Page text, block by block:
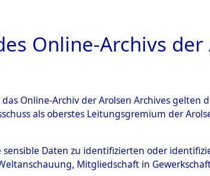
ARCHIVALE
am ehemaligen
Online-Archivs der
Online-Archiv der Arolsen Archives
als oberstes Leitungsgremium der
sensible Daten zu identifizierten oder
Mitgliedschaft in